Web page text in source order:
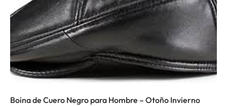
Boina de Cuero Negro para Hombre – Otoño Invierno